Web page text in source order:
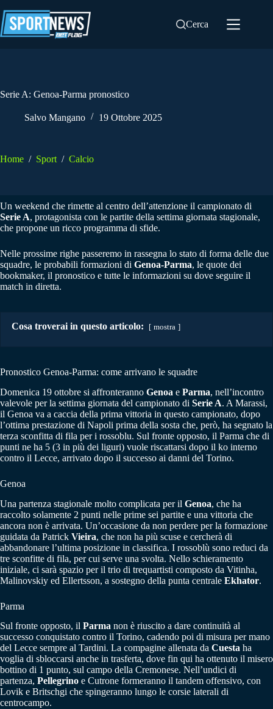
al
contenuto
Cerca
Serie A: Genoa-Parma pronostico
Salvo Mangano 19 Ottobre 2025
Home / Sport / Calcio
Un weekend che rimette al centro dell’attenzione il campionato di
Serie A, protagonista con le partite della settima giornata stagionale,
che propone un ricco programma di sfide.
Nelle prossime righe passeremo in rassegna lo stato di forma delle due
squadre, le probabili formazioni di Genoa-Parma, le quote dei
bookmaker, il pronostico e tutte le informazioni su dove seguire il
match in diretta.
Cosa troverai in questo articolo: mostra
Pronostico Genoa-Parma: come arrivano le squadre
Domenica 19 ottobre si affronteranno Genoa e Parma, nell’incontro
valevole per la settima giornata del campionato di Serie A. A Marassi,
il Genoa va a caccia della prima vittoria in questo campionato, dopo
l’ottima prestazione di Napoli prima della sosta che, però, ha segnato la
terza sconfitta di fila per i rossoblu. Sul fronte opposto, il Parma che di
punti ne ha 5 (3 in più dei liguri) vuole riscattarsi dopo il ko interno
contro il Lecce, arrivato dopo il successo ai danni del Torino.
Genoa
Una partenza stagionale molto complicata per il Genoa, che ha
raccolto solamente 2 punti nelle prime sei partite e una vittoria che
ancora non è arrivata. Un’occasione da non perdere per la formazione
guidata da Patrick Vieira, che non ha più scuse e cercherà di
abbandonare l’ultima posizione in classifica. I rossoblù sono reduci da
tre sconfitte di fila, per cui serve una svolta. Nello schieramento
iniziale, ci sarà spazio per il trio di trequartisti composto da Vitinha,
Malinovskiy ed Ellertsson, a sostegno della punta centrale Ekhator.
Parma
Sul fronte opposto, il Parma non è riuscito a dare continuità al
successo conquistato contro il Torino, cadendo poi di misura per mano
del Lecce sempre al Tardini. La compagine allenata da Cuesta ha
voglia di sbloccarsi anche in trasferta, dove fin qui ha ottenuto il misero
bottino di 1 punto, sul campo della Cremonese. Nell’undici di
partenza, Pellegrino e Cutrone formeranno il tandem offensivo, con
Lovik e Britschgi che spingeranno lungo le corsie laterali di
centrocampo.